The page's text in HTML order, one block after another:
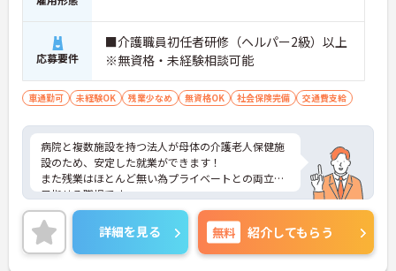
応募要件
■介護職員初任者研修（ヘルパー2級）以上
※無資格・未経験相談可能
車通勤可 未経験OK 残業少なめ 無資格OK 社会保険完備 交通費支給
病院と複数施設を持つ法人が母体の介護老人保健施
設のため、安定した就業ができます！
また残業はほとんど無い為プライベートとの両立も
目指せる職場です。
ご興味ある方には、面接のポイントなど、さらに詳
細をお話致しますのでお気軽にご相談ください。
詳細を見る 無料 紹介してもらう